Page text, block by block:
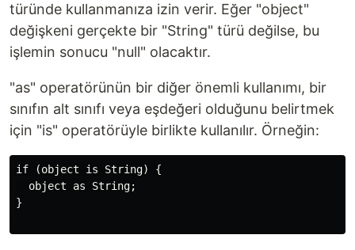
türünde kullanmanıza izin verir. Eğer "object"
değişkeni gerçekte bir "String" türü değilse, bu
işlemin sonucu "null" olacaktır.
"as" operatörünün bir diğer önemli kullanımı, bir
sınıfın alt sınıfı veya eşdeğeri olduğunu belirtmek
için "is" operatörüyle birlikte kullanılır. Örneğin:
if (object is String) {
  object as String;
}